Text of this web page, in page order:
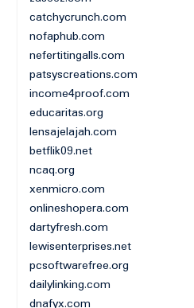
catchycrunch.com
nofaphub.com
nefertitingalls.com
patsyscreations.com
income4proof.com
educaritas.org
lensajelajah.com
betflik09.net
ncaq.org
xenmicro.com
onlineshopera.com
dartyfresh.com
lewisenterprises.net
pcsoftwarefree.org
dailylinking.com
dnafyx.com